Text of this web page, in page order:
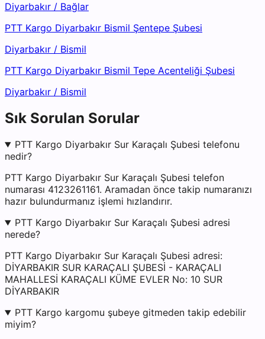
Diyarbakır / Bağlar
PTT Kargo Diyarbakır Bismil Şentepe Şubesi
Diyarbakır / Bismil
PTT Kargo Diyarbakır Bismil Tepe Acenteliği Şubesi
Diyarbakır / Bismil
Sık Sorulan Sorular
PTT Kargo Diyarbakır Sur Karaçalı Şubesi telefonu
nedir?
PTT Kargo Diyarbakır Sur Karaçalı Şubesi telefon
numarası 4123261161. Aramadan önce takip numaranızı
hazır bulundurmanız işlemi hızlandırır.
PTT Kargo Diyarbakır Sur Karaçalı Şubesi adresi
nerede?
PTT Kargo Diyarbakır Sur Karaçalı Şubesi adresi:
DİYARBAKIR SUR KARAÇALI ŞUBESİ - KARAÇALI
MAHALLESİ KARAÇALI KÜME EVLER No: 10 SUR
DİYARBAKIR
PTT Kargo kargomu şubeye gitmeden takip edebilir
miyim?